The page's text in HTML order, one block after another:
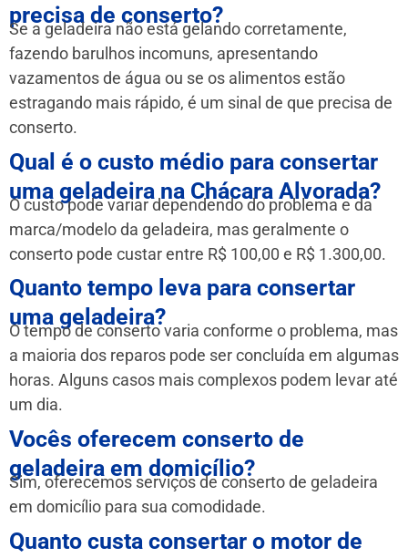
precisa de conserto?
Se a geladeira não está gelando corretamente,
fazendo barulhos incomuns, apresentando
vazamentos de água ou se os alimentos estão
estragando mais rápido, é um sinal de que precisa de
conserto.
Qual é o custo médio para consertar
uma geladeira na Chácara Alvorada?
O custo pode variar dependendo do problema e da
marca/modelo da geladeira, mas geralmente o
conserto pode custar entre R$ 100,00 e R$ 1.300,00.
Quanto tempo leva para consertar
uma geladeira?
O tempo de conserto varia conforme o problema, mas
a maioria dos reparos pode ser concluída em algumas
horas. Alguns casos mais complexos podem levar até
um dia.
Vocês oferecem conserto de
geladeira em domicílio?
Sim, oferecemos serviços de conserto de geladeira
em domicílio para sua comodidade.
Quanto custa consertar o motor de